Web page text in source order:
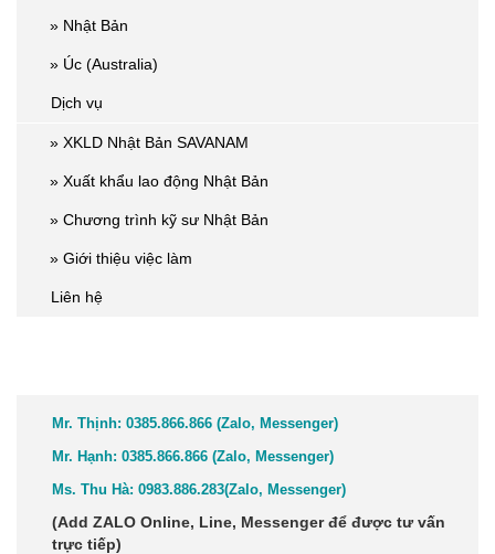
» Nhật Bản
» Úc (Australia)
Dịch vụ
» XKLD Nhật Bản SAVANAM
» Xuất khẩu lao động Nhật Bản
» Chương trình kỹ sư Nhật Bản
» Giới thiệu việc làm
Liên hệ
Mr. Thịnh: 0385.866.866 (Zalo, Messenger)
Mr. Hạnh: 0385.866.866 (Zalo, Messenger)
Ms. Thu Hà: 0983.886.283(Zalo, Messenger)
(Add ZALO Online, Line, Messengerđể được tư vấn
trực tiếp)